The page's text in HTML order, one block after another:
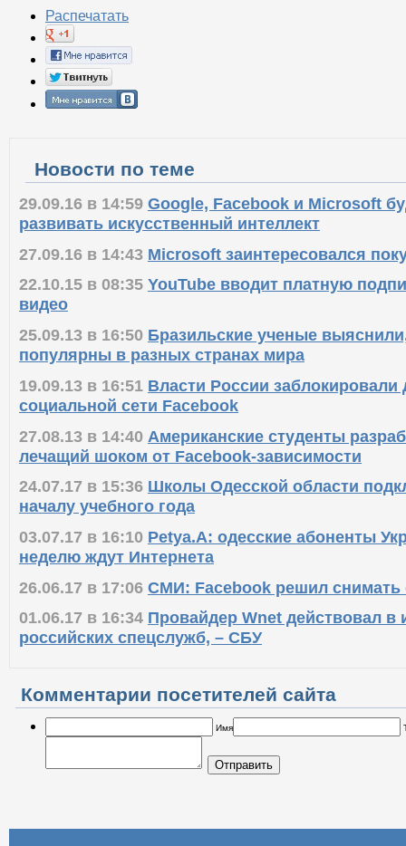
Распечатать
Новости по теме
29.09.16 в 14:59 Google, Facebook и Microsoft
развивать искусственный интеллект
27.09.16 в 14:43 Microsoft заинтересовался
22.10.15 в 08:35 YouTube вводит платную
видео
25.09.13 в 16:50 Бразильские ученые
популярны в разных странах мира
19.09.13 в 16:51 Власти России заблокировали
социальной сети Facebook
27.08.13 в 14:40 Американские студенты
лечащий шоком от Facebook-зависимости
24.07.17 в 15:36 Школы Одесской области
началу учебного года
03.07.17 в 16:10 Petya.A: одесские абоненты
неделю ждут Интернета
26.06.17 в 17:06 СМИ: Facebook решил снимать
01.06.17 в 16:34 Провайдер Wnet действовал в
российских спецслужб, – СБУ
Комментарии посетителей сайта
Имя
Отправить